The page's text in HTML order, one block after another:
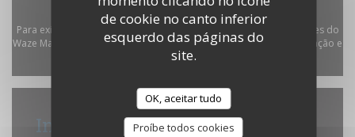
de cookie no canto inferior
esquerdo das páginas do
site.
OK, aceitar tudo
Proíbe todos cookies
Para exibir o mapa interativo do Waze, você deve aceitar os cookies do
Waze Map (Google). Esses cookies podem coletar dados de navegação e
localização. Autorizar
Informações gerais